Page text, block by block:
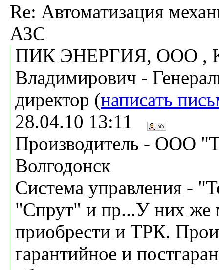
Re: Автоматизация
АЗС
ПИК ЭНЕРГИЯ, ООО ,
Владимирович -
директор (написать
28.04.10 13:11
Производитель - ООО
Волгодонск
Система управления -
"Спрут" и пр...У них же
приобрести и ТРК.
гарантийное и